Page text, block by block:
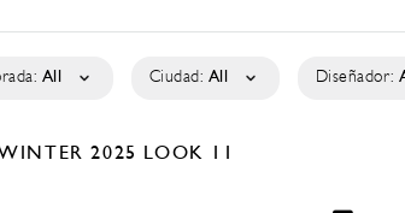
All Ciudad: All Diseñador:
2025 LOOK 11